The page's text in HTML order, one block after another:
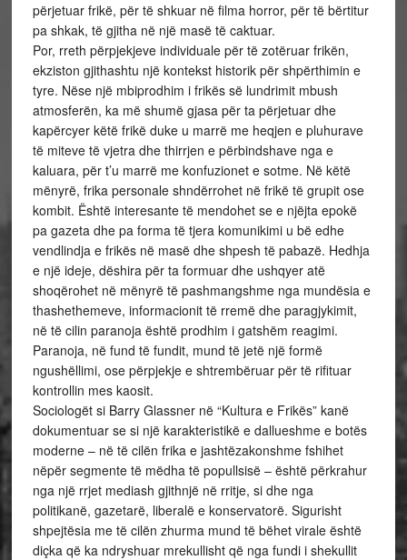
përjetuar frikë, për të shkuar në filma horror, për të bërtitur
pa shkak, të gjitha në një masë të caktuar.
Por, rreth përpjekjeve individuale për të zotëruar frikën,
ekziston gjithashtu një kontekst historik për shpërthimin e
tyre. Nëse një mbiprodhim i frikës së lundrimit mbush
atmosferën, ka më shumë gjasa për ta përjetuar dhe
kapërcyer këtë frikë duke u marrë me heqjen e pluhurave
të miteve të vjetra dhe thirrjen e përbindshave nga e
kaluara, për t’u marrë me konfuzionet e sotme. Në këtë
mënyrë, frika personale shndërrohet në frikë të grupit ose
kombit. Është interesante të mendohet se e njëjta epokë
pa gazeta dhe pa forma të tjera komunikimi u bë edhe
vendlindja e frikës në masë dhe shpesh të pabazë. Hedhja
e një ideje, dëshira për ta formuar dhe ushqyer atë
shoqërohet në mënyrë të pashmangshme nga mundësia e
thashethemeve, informacionit të rremë dhe paragjykimit,
në të cilin paranoja është prodhim i gatshëm reagimi.
Paranoja, në fund të fundit, mund të jetë një formë
ngushëllimi, ose përpjekje e shtrembëruar për të rifituar
kontrollin mes kaosit.
Sociologët si Barry Glassner në “Kultura e Frikës” kanë
dokumentuar se si një karakteristikë e dallueshme e botës
moderne – në të cilën frika e jashtëzakonshme fshihet
nëpër segmente të mëdha të popullsisë – është përkrahur
nga një rrjet mediash gjithnjë në rritje, si dhe nga
politikanë, gazetarë, liberalë e konservatorë. Sigurisht
shpejtësia me të cilën zhurma mund të bëhet virale është
diçka që ka ndryshuar mrekullisht që nga fundi i shekullit